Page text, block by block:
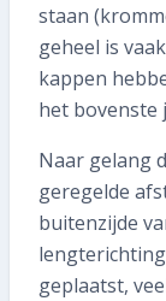
staan
geheel is
kappen
het bovenste
Naar gelang
geregelde
buitenzijde
geplaatst,